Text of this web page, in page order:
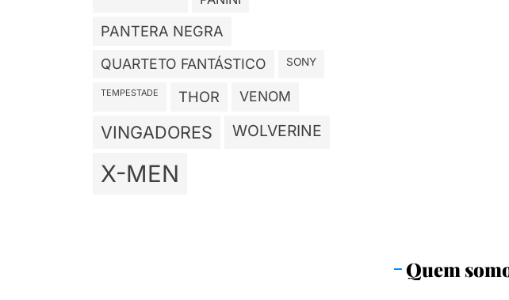
PANTERA NEGRA
QUARTETO FANTÁSTICO SONY
TEMPESTADE THOR VENOM
VINGADORES WOLVERINE
X-MEN
Quem